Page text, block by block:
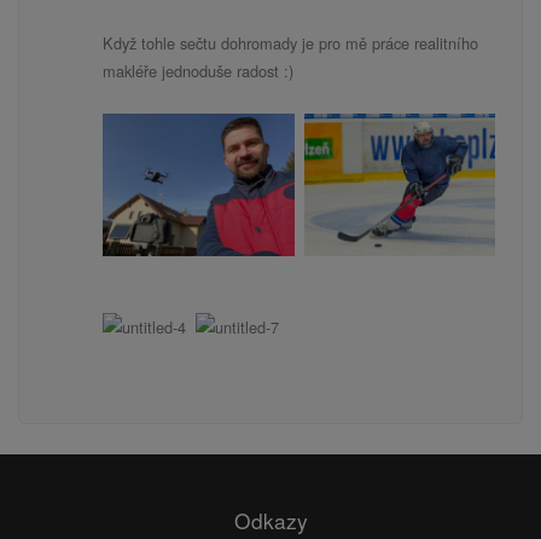
Když tohle sečtu dohromady je pro mě práce realitního
makléře jednoduše radost :)
Odkazy